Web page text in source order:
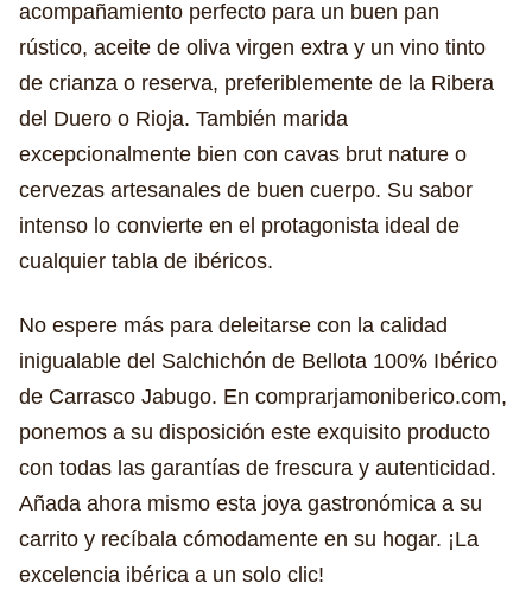
acompañamiento perfecto para un buen pan
rústico, aceite de oliva virgen extra y un vino tinto
de crianza o reserva, preferiblemente de la Ribera
del Duero o Rioja. También marida
excepcionalmente bien con cavas brut nature o
cervezas artesanales de buen cuerpo. Su sabor
intenso lo convierte en el protagonista ideal de
cualquier tabla de ibéricos.
No espere más para deleitarse con la calidad
inigualable del Salchichón de Bellota 100% Ibérico
de Carrasco Jabugo. En comprarjamoniberico.com,
ponemos a su disposición este exquisito producto
con todas las garantías de frescura y autenticidad.
Añada ahora mismo esta joya gastronómica a su
carrito y recíbala cómodamente en su hogar. ¡La
excelencia ibérica a un solo clic!